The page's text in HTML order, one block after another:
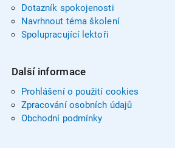
Dotazník spokojenosti
Navrhnout téma školení
Spolupracující lektoři
Další informace
Prohlášení o použití cookies
Zpracování osobních údajů
Obchodní podmínky